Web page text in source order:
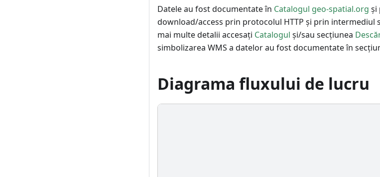
Datele au fost documentate în Catalogul geo-spatial.org și
download/access prin protocolul HTTP și prin intermediul
mai multe detalii accesați Catalogul și/sau secțiunea
simbolizarea WMS a datelor au fost documentate în
Diagrama fluxului de lucru